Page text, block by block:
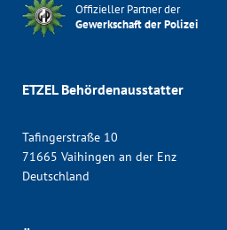
Offizieller Partner der
Gewerkschaft der Polizei
ETZEL Behördenausstatter
Tafingerstraße 10
71665 Vaihingen an der Enz
Deutschland